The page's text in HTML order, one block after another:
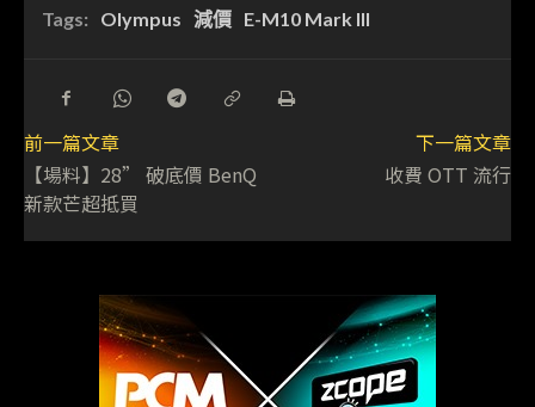
Tags: Olympus 減價 E-M10 Mark III
前一篇文章
【場料】28” 破底價 BenQ
新款芒超抵買
下一篇文章
收費 OTT 流行